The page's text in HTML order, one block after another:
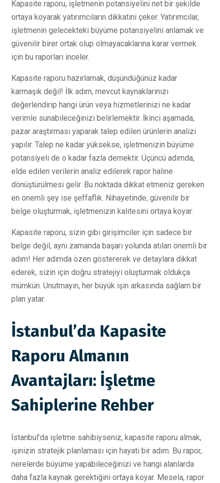
Kapasite raporu, işletmenin potansiyelini net bir şekilde
ortaya koyarak yatırımcıların dikkatini çeker. Yatırımcılar,
işletmenin gelecekteki büyüme potansiyelini anlamak ve
güvenilir birer ortak olup olmayacaklarına karar vermek
için bu raporları inceler.
Kapasite raporu hazırlamak, düşündüğünüz kadar
karmaşık değil! İlk adım, mevcut kaynaklarınızı
değerlendirip hangi ürün veya hizmetlerinizi ne kadar
verimle sunabileceğinizi belirlemektir. İkinci aşamada,
pazar araştırması yaparak talep edilen ürünlerin analizi
yapılır. Talep ne kadar yüksekse, işletmenizin büyüme
potansiyeli de o kadar fazla demektir. Üçüncü adımda,
elde edilen verilerin analiz edilerek rapor haline
dönüştürülmesi gelir. Bu noktada dikkat etmeniz gereken
en önemli şey ise şeffaflık. Nihayetinde, güvenilir bir
belge oluşturmak, işletmenizin kalitesini ortaya koyar.
Kapasite raporu, sizin gibi girişimciler için sadece bir
belge değil, aynı zamanda başarı yolunda atılan önemli bir
adım! Her adımda özen göstererek ve detaylara dikkat
ederek, sizin için doğru stratejiyi oluşturmak oldukça
mümkün. Unutmayın, her büyük işin arkasında sağlam bir
plan yatar.
İstanbul’da Kapasite
Raporu Almanın
Avantajları: İşletme
Sahiplerine Rehber
İstanbul’da işletme sahibiyseniz, kapasite raporu almak,
işinizin stratejik planlaması için hayati bir adım. Bu rapor,
nerelerde büyüme yapabileceğinizi ve hangi alanlarda
daha fazla kaynak gerektiğini ortaya koyar. Mesela, rapor